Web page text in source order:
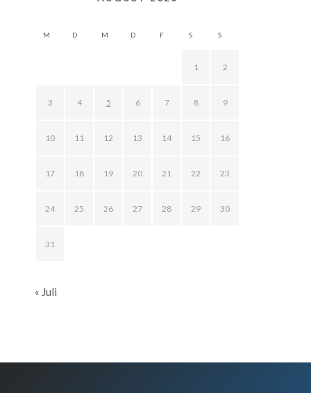
M D M D F S S
1 2
3 4 5 6 7 8 9
10 11 12 13 14 15 16
17 18 19 20 21 22 23
24 25 26 27 28 29 30
31
« Juli